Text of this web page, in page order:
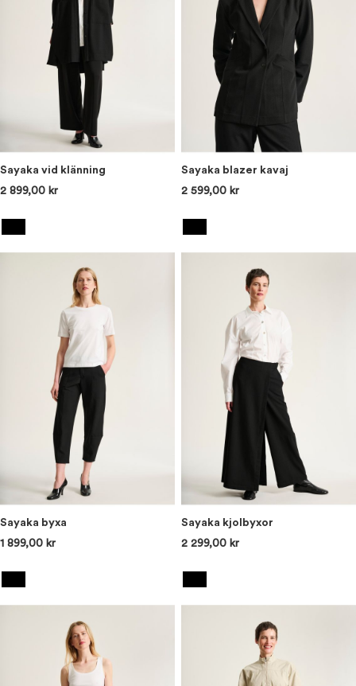
Sayaka vid klänning
2 899,00 kr
Sayaka blazer kavaj
2 599,00 kr
Sayaka byxa
1 899,00 kr
Sayaka kjolbyxor
2 299,00 kr